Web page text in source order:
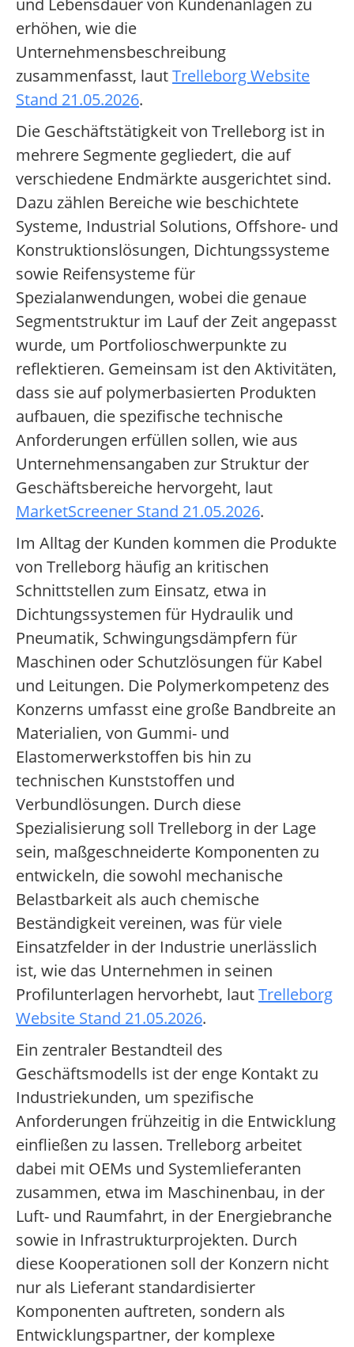
und Lebensdauer von Kundenanlagen zu
erhöhen, wie die
Unternehmensbeschreibung
zusammenfasst, lautTrelleborg Website
Stand 21.05.2026.
Die Geschäftstätigkeit von Trelleborg ist in
mehrere Segmente gegliedert, die auf
verschiedene Endmärkte ausgerichtet sind.
Dazu zählen Bereiche wie beschichtete
Systeme, Industrial Solutions, Offshore- und
Konstruktionslösungen, Dichtungssysteme
sowie Reifensysteme für
Spezialanwendungen, wobei die genaue
Segmentstruktur im Lauf der Zeit angepasst
wurde, um Portfolioschwerpunkte zu
reflektieren. Gemeinsam ist den Aktivitäten,
dass sie auf polymerbasierten Produkten
aufbauen, die spezifische technische
Anforderungen erfüllen sollen, wie aus
Unternehmensangaben zur Struktur der
Geschäftsbereiche hervorgeht, laut
MarketScreener Stand 21.05.2026.
Im Alltag der Kunden kommen die Produkte
von Trelleborg häufig an kritischen
Schnittstellen zum Einsatz, etwa in
Dichtungssystemen für Hydraulik und
Pneumatik, Schwingungsdämpfern für
Maschinen oder Schutzlösungen für Kabel
und Leitungen. Die Polymerkompetenz des
Konzerns umfasst eine große Bandbreite an
Materialien, von Gummi- und
Elastomerwerkstoffen bis hin zu
technischen Kunststoffen und
Verbundlösungen. Durch diese
Spezialisierung soll Trelleborg in der Lage
sein, maßgeschneiderte Komponenten zu
entwickeln, die sowohl mechanische
Belastbarkeit als auch chemische
Beständigkeit vereinen, was für viele
Einsatzfelder in der Industrie unerlässlich
ist, wie das Unternehmen in seinen
Profilunterlagen hervorhebt, lautTrelleborg
Website Stand 21.05.2026.
Ein zentraler Bestandteil des
Geschäftsmodells ist der enge Kontakt zu
Industriekunden, um spezifische
Anforderungen frühzeitig in die Entwicklung
einfließen zu lassen. Trelleborg arbeitet
dabei mit OEMs und Systemlieferanten
zusammen, etwa im Maschinenbau, in der
Luft- und Raumfahrt, in der Energiebranche
sowie in Infrastrukturprojekten. Durch
diese Kooperationen soll der Konzern nicht
nur als Lieferant standardisierter
Komponenten auftreten, sondern als
Entwicklungspartner, der komplexe